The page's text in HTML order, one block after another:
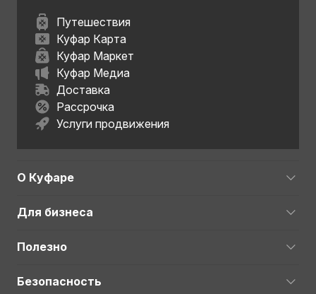
Путешествия
Куфар Карта
Куфар Маркет
Куфар Медиа
Доставка
Рассрочка
Услуги продвижения
О Куфаре
Для бизнеса
Полезно
Безопасность